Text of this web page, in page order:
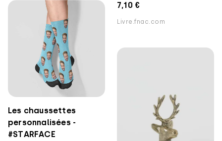
7,10 €
Livre.fnac.com
Les chaussettes
personnalisées -
#STARFACE